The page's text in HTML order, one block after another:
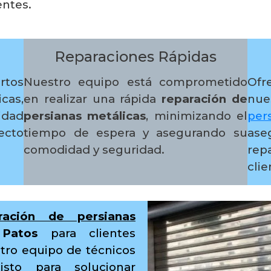
Reparaciones Rápidas
Nuestro equipo está comprometido
en realizar una rápida reparación de
persianas metálicas, minimizando el
tiempo de espera y asegurando su
comodidad y seguridad.
de persianas
para clientes
equipo de técnicos
para solucionar